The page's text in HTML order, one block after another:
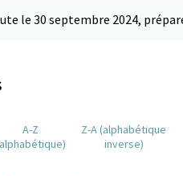
le 30 septembre 2024,
A-Z
Z-A (alphabétique
inverse)